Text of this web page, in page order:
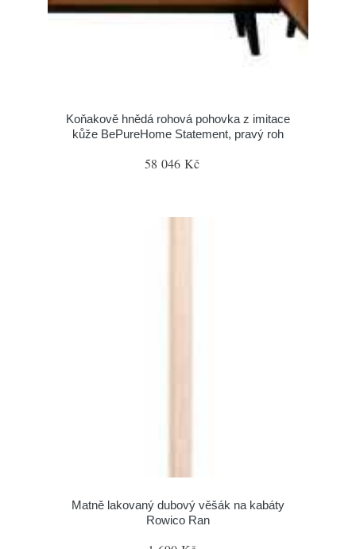
Koňakově hnědá rohová pohovka z imitace
kůže BePureHome Statement, pravý roh
58 046 Kč
Matně lakovaný dubový věšák na kabáty
Rowico Ran